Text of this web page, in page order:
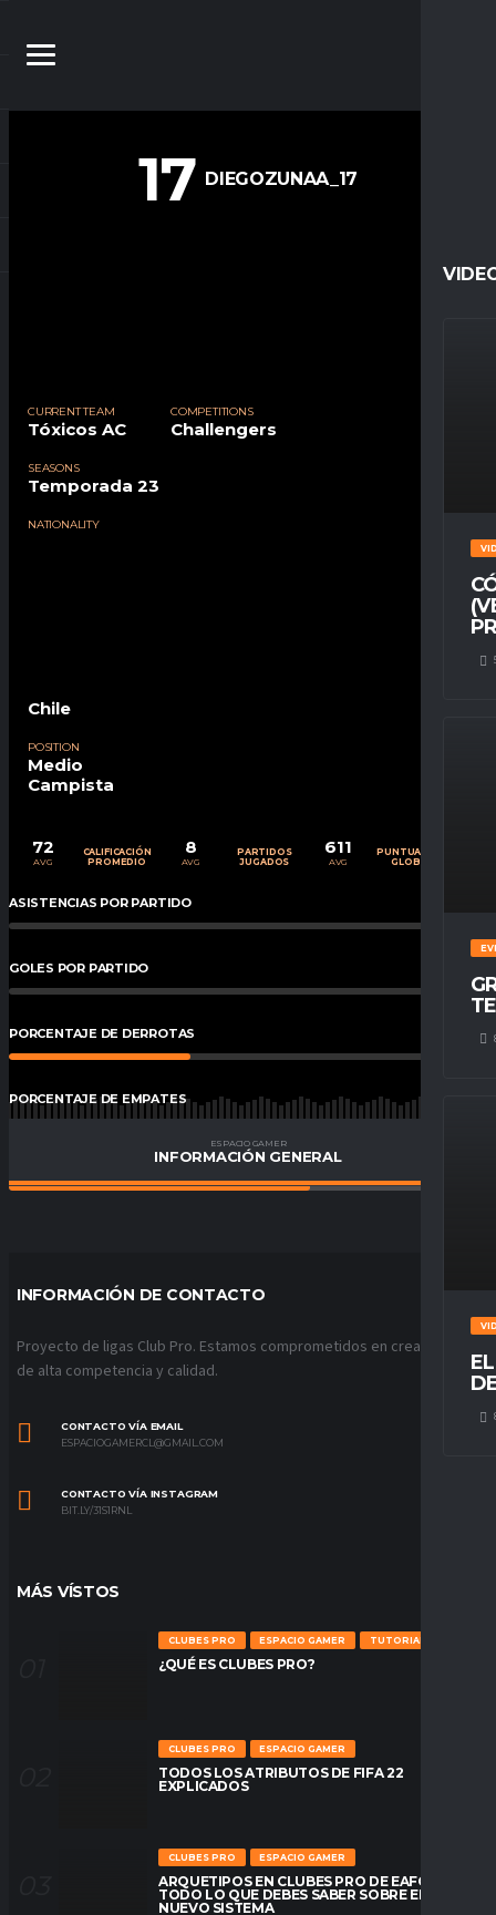
17 DIEGOZUNAA_17
CURRENT TEAM
Tóxicos AC
COMPETITIONS
Challengers
SEASONS
Temporada 23
NATIONALITY
Chile
POSITION
Medio
Campista
72
AVG
CALIFICACIÓN
PROMEDIO
8
AVG
PARTIDOS
JUGADOS
611
AVG
PUNTUACIÓN
GLOBAL
ASISTENCIAS POR PARTIDO
GOLES POR PARTIDO
PORCENTAJE DE DERROTAS %
PORCENTAJE DE EMPATES
PORCENTAJE DE VICTORIAS
ESPACIO GAMER
INFORMACIÓN GENERAL
INFORMACIÓN DE CONTACTO
Proyecto de ligas Club Pro. Estamos comprometidos en crear ligas
de alta competencia y calidad.
CONTACTO VÍA EMAIL
ESPACIOGAMERCL@GMAIL.COM
CONTACTO VÍA INSTAGRAM
BIT.LY/31S1RNL
MÁS VÍSTOS
CLUBES PRO ESPACIO GAMER TUTORIALES
¿QUÉ ES CLUBES PRO?
CLUBES PRO ESPACIO GAMER
TODOS LOS ATRIBUTOS DE FIFA 22
EXPLICADOS
CLUBES PRO ESPACIO GAMER
ARQUETIPOS EN CLUBES PRO DE EAFC26:
TODO LO QUE DEBES SABER SOBRE EL
NUEVO SISTEMA